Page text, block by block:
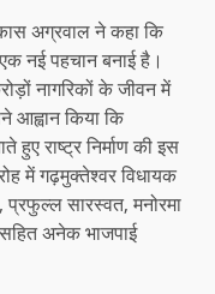
अग्रवाल ने कहा कि
नई पहचान बनाई है।
नागरिकों के जीवन में
आह्वान किया कि
राष्ट्र निर्माण की इस
में गढ़मुक्तेश्वर विधायक
प्रफुल्ल सारस्वत, मनोरमा
अनेक भाजपाई